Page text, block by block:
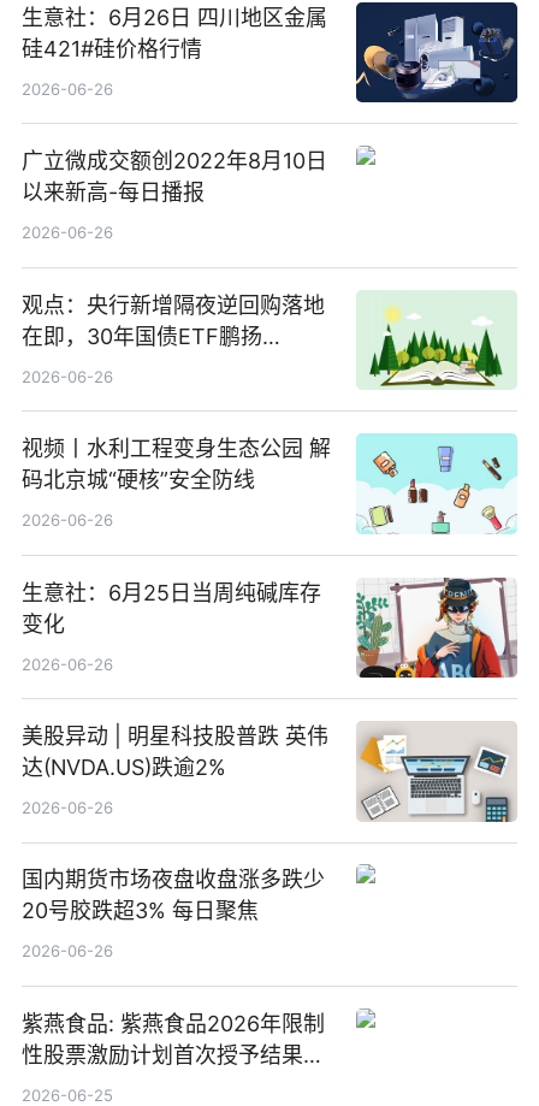
生意社：6月26日 四川地区金属
硅421#硅价格行情
2026-06-26
广立微成交额创2022年8月10日
以来新高-每日播报
2026-06-26
观点：央行新增隔夜逆回购落地
在即，30年国债ETF鹏扬
(511090) 盘中小幅上涨
2026-06-26
视频丨水利工程变身生态公园 解
码北京城“硬核”安全防线
2026-06-26
生意社：6月25日当周纯碱库存
变化
2026-06-26
美股异动 | 明星科技股普跌 英伟
达(NVDA.US)跌逾2%
2026-06-26
国内期货市场夜盘收盘涨多跌少
20号胶跌超3% 每日聚焦
2026-06-26
紫燕食品: 紫燕食品2026年限制
性股票激励计划首次授予结果公
告-微资讯
2026-06-25